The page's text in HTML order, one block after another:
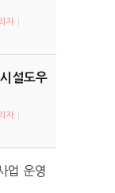
자
설도우
자
업 운영